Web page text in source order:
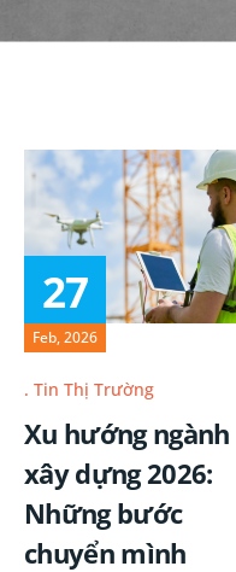
27
Feb, 2026
Tin Thị Trường
Xu hướng ngành
xây dựng 2026:
Những bước
chuyển mình